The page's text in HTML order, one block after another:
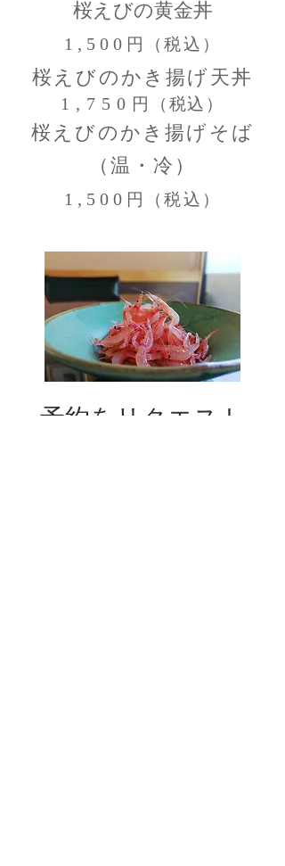
桜えびの黄金丼
1,500 円（税込）
桜えびのかき揚げ天丼
1,750 円（税込）
桜えびのかき揚げそば
（温・冷）
1,500 円（税込）
予約をリクエスト